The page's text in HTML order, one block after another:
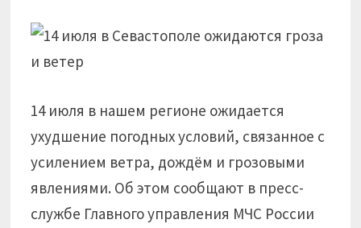
14 июля в нашем регионе ожидается
ухудшение погодных условий, связанное с
усилением ветра, дождём и грозовыми
явлениями. Об этом сообщают в пресс-
службе Главного управления МЧС России